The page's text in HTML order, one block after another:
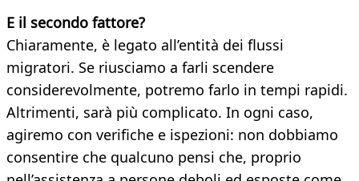
E il secondo fattore?
Chiaramente, è legato all’entità dei flussi
migratori. Se riusciamo a farli scendere
considerevolmente, potremo farlo in tempi rapidi.
Altrimenti, sarà più complicato. In ogni caso,
agiremo con verifiche e ispezioni: non dobbiamo
consentire che qualcuno pensi che, proprio